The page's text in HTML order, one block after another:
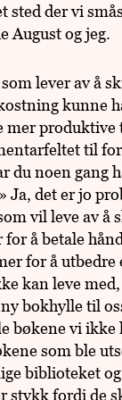
sted der vi
August og jeg.
lever av å
kunne
mer pro­duk­tive
til
du noen gang
Ja, det er jo
vil leve av å
for å betale
for å
kan leve
bok­hylle til
bøkene vi ikke
som ble
biblio­te­ket
stykk fordi de